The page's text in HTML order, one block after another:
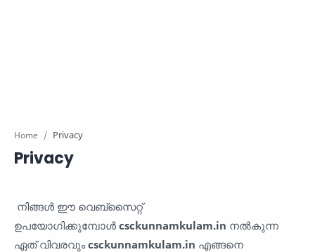
Home
Privacy
നിങ്ങൾ ഈ വെബ്സൈറ്റ്
ഉപയോഗിക്കുമ്പോൾ csckunnamkulam.in നൽകുന്ന
ഏത് വിവരവുംcsckunnamkulam.in എങ്ങനെ